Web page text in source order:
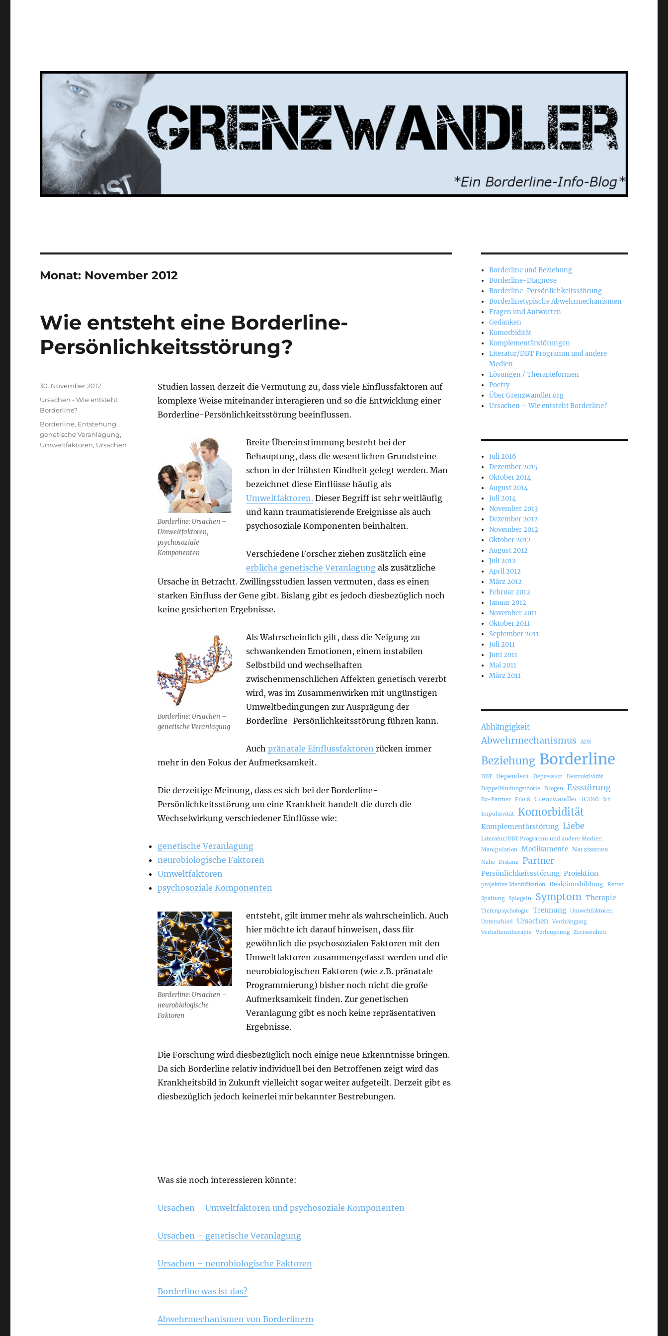
Monat: November 2012
Wie entsteht eine Borderline-
Persönlichkeitsstörung?
Studien lassen derzeit die Vermutung zu, dass viele Einflussfaktoren auf
komplexe Weise miteinander interagieren und so die Entwicklung einer
Borderline-Persönlichkeitsstörung beeinflussen.
Borderline: Ursachen –
Umweltfaktoren,
psychosoziale
Komponenten
Breite Übereinstimmung besteht bei der
Behauptung, dass die wesentlichen Grundsteine
schon in der frühsten Kindheit gelegt werden. Man
bezeichnet diese Einflüsse häufig als
Umweltfaktoren. Dieser Begriff ist sehr weitläufig
und kann traumatisierende Ereignisse als auch
psychosoziale Komponenten beinhalten.
Verschiedene Forscher ziehen zusätzlich eine
erbliche genetische Veranlagungals zusätzliche
Ursache in Betracht. Zwillingsstudien lassen vermuten, dass es einen
starken Einfluss der Gene gibt. Bislang gibt es jedoch diesbezüglich noch
keine gesicherten Ergebnisse.
Borderline: Ursachen –
genetische Veranlagung
Als Wahrscheinlich gilt, dass die Neigung zu
schwankenden Emotionen, einem instabilen
Selbstbild und wechselhaften
zwischenmenschlichen Affekten genetisch vererbt
wird, was im Zusammenwirken mit ungünstigen
Umweltbedingungen zur Ausprägung der
Borderline-Persönlichkeitsstörung führen kann.
Auch pränatale Einflussfaktoren rücken immer
mehr in den Fokus der Aufmerksamkeit.
Die derzeitige Meinung, dass es sich bei der Borderline-
Persönlichkeitsstörung um eine Krankheit handelt die durch die
Wechselwirkung verschiedener Einflüsse wie:
genetische Veranlagung
neurobiologische Faktoren
Umweltfaktoren
psychosoziale Komponenten
Borderline: Ursachen –
neurobiologische
Faktoren
entsteht, gilt immer mehr als wahrscheinlich. Auch
hier möchte ich darauf hinweisen, dass für
gewöhnlich die psychosozialen Faktoren mit den
Umweltfaktoren zusammengefasst werden und die
neurobiologischen Faktoren (wie z.B. pränatale
Programmierung) bisher noch nicht die große
Aufmerksamkeit finden. Zur genetischen
Veranlagung gibt es noch keine repräsentativen
Ergebnisse.
Die Forschung wird diesbezüglich noch einige neue Erkenntnisse bringen.
Da sich Borderline relativ individuell bei den Betroffenen zeigt wird das
Krankheitsbild in Zukunft vielleicht sogar weiter aufgeteilt. Derzeit gibt es
diesbezüglich jedoch keinerlei mir bekannter Bestrebungen.
Was sie noch interessieren könnte:
Ursachen – Umweltfaktoren und psychosoziale Komponenten
Ursachen – genetische Veranlagung
Ursachen – neurobiologische Faktoren
Borderline was ist das?
Abwehrmechanismen von Borderlinern
Veröffentlicht
30. November 2012
Kategorien
Ursachen - Wie entsteht
Borderline?
Schlagwörter
Borderline, Entstehung,
genetische Veranlagung,
Umweltfaktoren, Ursachen
Borderline und Beziehung
Borderline-Diagnose
Borderline-Persönlichkeitsstörung
Borderlinetypische Abwehrmechanismen
Fragen und Antworten
Gedanken
Komorbidität
Komplementärstörungen
Literatur/DBT Programm und andere
Medien
Lösungen / Therapieformen
Poetry
Über Grenzwandler.org
Ursachen – Wie entsteht Borderline?
Juli 2016
Dezember 2015
Oktober 2014
August 2014
Juli 2014
November 2013
Dezember 2012
November 2012
Oktober 2012
August 2012
Juli 2012
April 2012
März 2012
Februar 2012
Januar 2012
November 2011
Oktober 2011
September 2011
Juli 2011
Juni 2011
Mai 2011
März 2011
Abhängigkeit
Abwehrmechanismus ADS
Beziehung Borderline
DBT Dependent Depression
Destruktivität
Doppelbindungsthorie
Drogen Essstörung
Ex-Partner F60.8 Grenzwandler ICD10 Ich
Impulsivität Komorbidität
Komplementärstörung Liebe
Literatur/DBT Programm und andere Medien
Manipulation
Medikamente Narzissmus
Nähe-Distanz Partner
Persönlichkeitsstörung Projektion
projektive Identifikation Reaktionsbildung Retter
Spaltung Spiegeln Symptom Therapie
Tiefenpsychologie Trennung
Umweltfaktoren
Unterschied
Ursachen
Verdrängung
Verhaltenstherapie
Verleugnung Zerissenheit